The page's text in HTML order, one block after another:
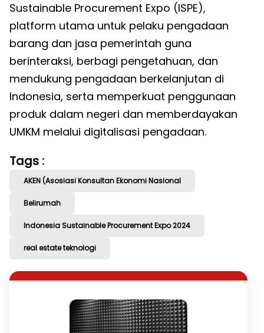
Sustainable Procurement Expo (ISPE),
platform utama untuk pelaku pengadaan
barang dan jasa pemerintah guna
berinteraksi, berbagi pengetahuan, dan
mendukung pengadaan berkelanjutan di
Indonesia, serta memperkuat penggunaan
produk dalam negeri dan memberdayakan
UMKM melalui digitalisasi pengadaan.
Tags :
AKEN (Asosiasi Konsultan Ekonomi Nasional
Belirumah
Indonesia Sustainable Procurement Expo 2024
real estate teknologi